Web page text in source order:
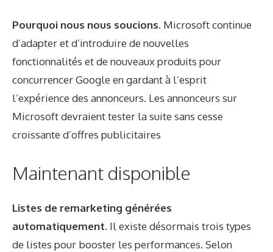
Pourquoi nous nous soucions. Microsoft continue
d’adapter et d’introduire de nouvelles
fonctionnalités et de nouveaux produits pour
concurrencer Google en gardant à l’esprit
l’expérience des annonceurs. Les annonceurs sur
Microsoft devraient tester la suite sans cesse
croissante d’offres publicitaires
Maintenant disponible
Listes de remarketing générées
automatiquement. Il existe désormais trois types
de listes pour booster les performances. Selon